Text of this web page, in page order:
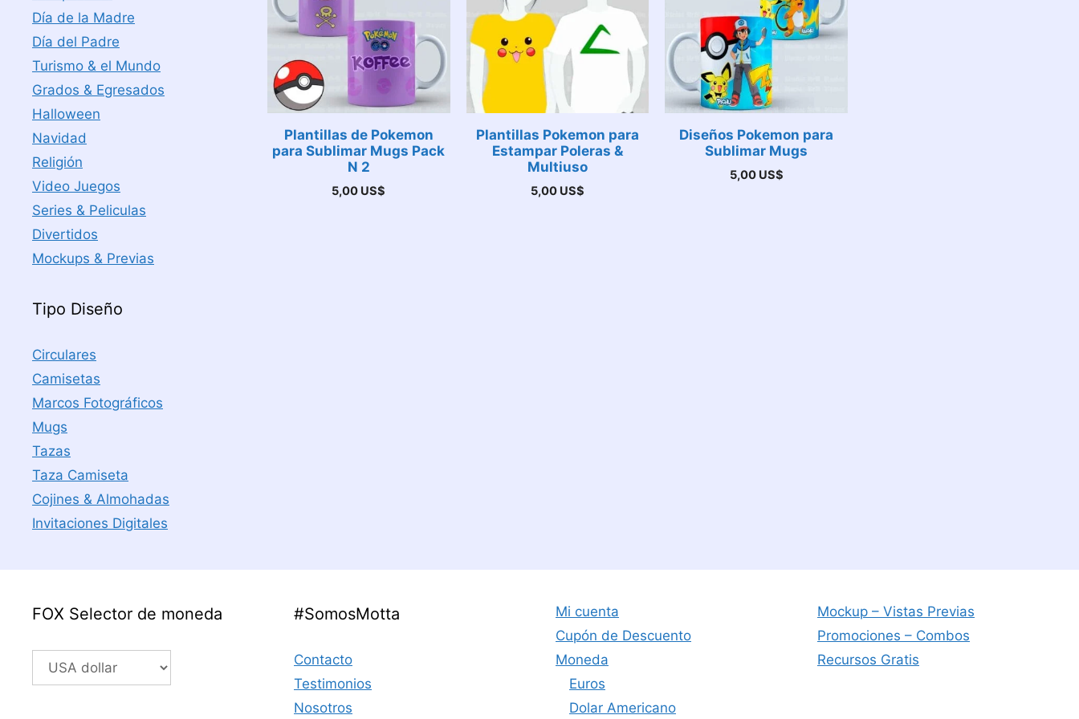
Plantillas de Pokemon
para Sublimar Mugs Pack
N 2
5,00 US$
Plantillas Pokemon para
Estampar Poleras &
Multiuso
5,00 US$
Diseños Pokemon para
Sublimar Mugs
5,00 US$
Día de la Madre
Día del Padre
Turismo & el Mundo
Grados & Egresados
Halloween
Navidad
Religión
Video Juegos
Series & Peliculas
Divertidos
Mockups & Previas
Tipo Diseño
Circulares
Camisetas
Marcos Fotográficos
Mugs
Tazas
Taza Camiseta
Cojines & Almohadas
Invitaciones Digitales
FOX Selector de moneda #SomosMotta
Contacto
Testimonios
Nosotros
Mi cuenta
Cupón de Descuento
Moneda
Euros
Dolar Americano
Mockup – Vistas Previas
Promociones – Combos
Recursos Gratis